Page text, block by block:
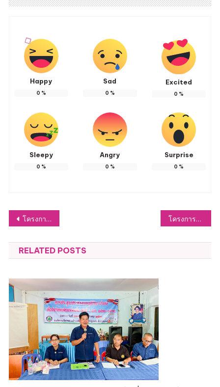
Happy
0 %
Sad
0 %
Excited
0 %
Sleepy
0 %
Angry
0 %
Surprise
0 %
แนะแนว
เรื่อง
โครงการพัฒนาศักยภาพและคุณภาพชีวิตผู้สูงอายุ ประจำปีงบประมาณ ๒๕๖๙ โครงการซ้อมแผนอัคคีภัยและความปลอดภัยในศูนย์พัฒนาเด็กเล็ก
RELATED POSTS